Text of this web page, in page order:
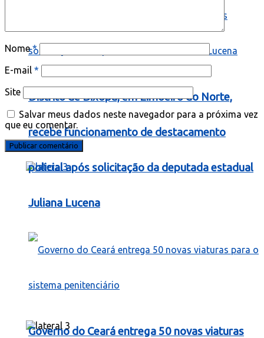
Distrito de Bixopá, em Limoeiro do Norte,
recebe funcionamento de destacamento
policial após solicitação da deputada estadual
Juliana Lucena
Governo do Ceará entrega 50 novas viaturas
Nome*
E-mail *
Site
Salvar meus dados neste navegador para a próxima vez
que eu comentar.